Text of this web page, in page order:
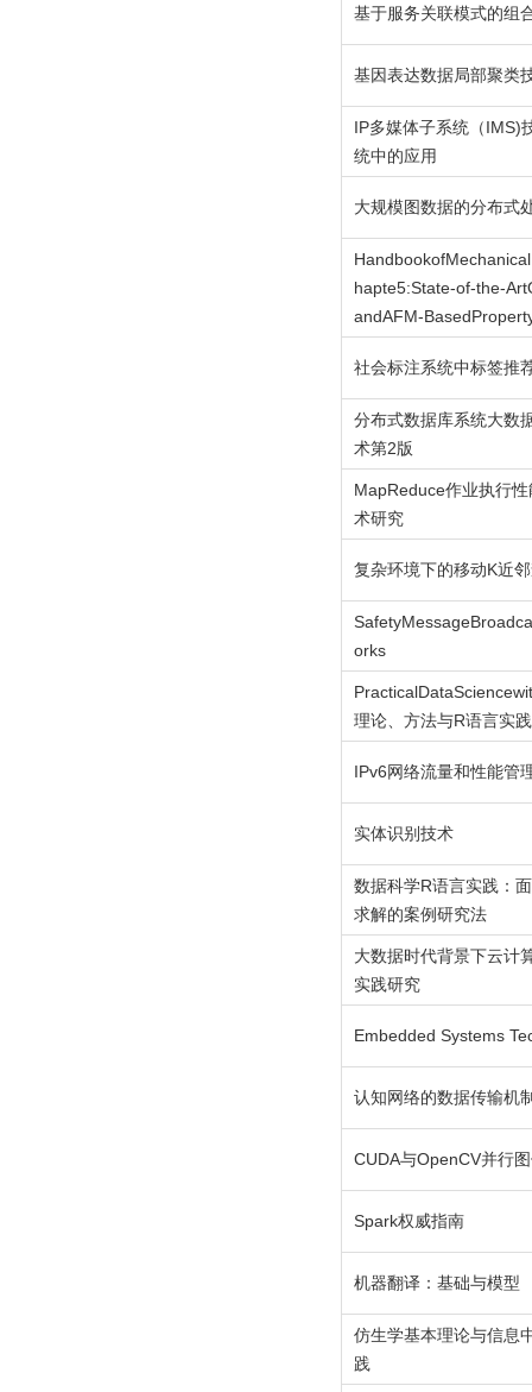
基于服务关联模式的组
基因表达数据局部聚类
IP多媒体子系统（IMS)
统中的应用
大规模图数据的分布式
hapte5:State-of-the-
andAFM-
社会标注系统中标签推
分布式数据库系统大数
术第2版
MapReduce作业执行
术研究
复杂环境下的移动K近
orks
理论、方法与R语言实
IPv6网络流量和性能管
实体识别技术
数据科学R语言实践：
求解的案例研究法
大数据时代背景下云计
实践研究
Embedded Systems
认知网络的数据传输机
CUDA与OpenCV并行
Spark权威指南
机器翻译：基础与模型
仿生学基本理论与信息
践